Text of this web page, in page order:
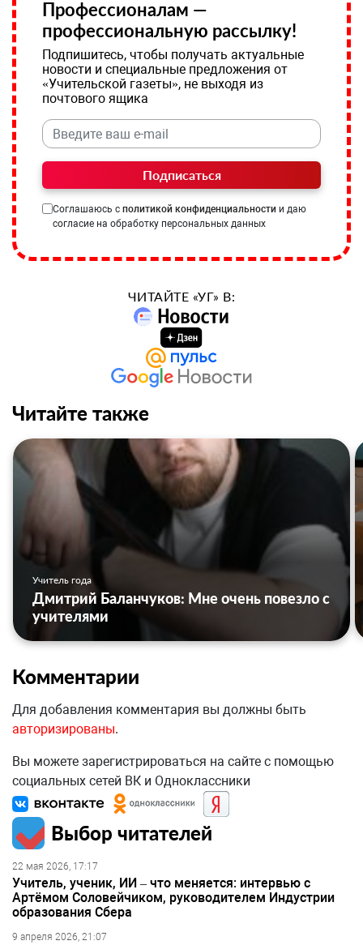
Профессионалам —
профессиональную рассылку!
Подпишитесь, чтобы получать актуальные
новости и специальные предложения от
«Учительской газеты», не выходя из
почтового ящика
Подписаться
Соглашаюсь с политикой конфиденциальности и даю
согласие на обработку персональных данных
ЧИТАЙТЕ «УГ» В:
Читайте также
Учитель года
Дмитрий Баланчуков: Мне очень повезло с
учителями
Комментарии
Для добавления комментария вы должны быть
авторизированы.
Вы можете зарегистрироваться на сайте с помощью
социальных сетей ВК и Одноклассники
Выбор читателей
22 мая 2026, 17:17
Учитель, ученик, ИИ – что меняется: интервью с
Артёмом Соловейчиком, руководителем Индустрии
образования Сбера
9 апреля 2026, 21:07